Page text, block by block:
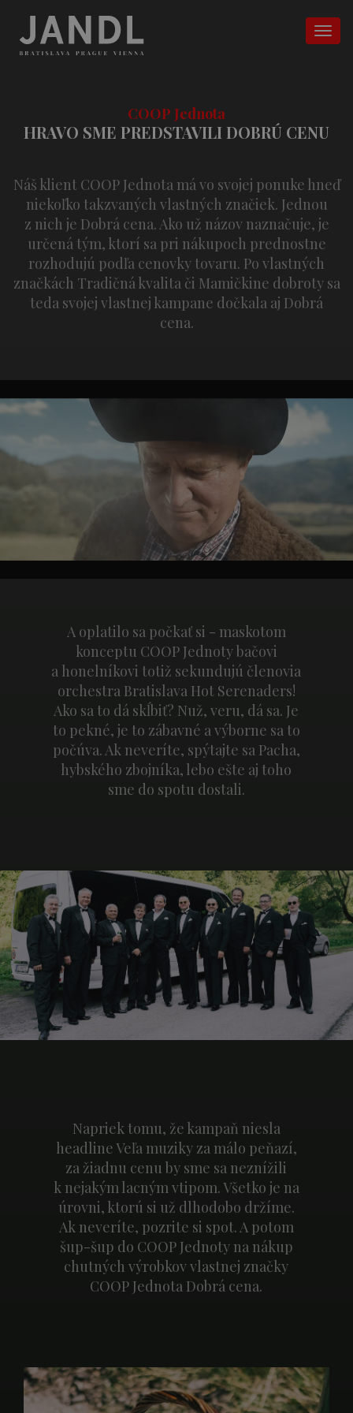
COOP Jednota
HRAVO SME PREDSTAVILI DOBRÚ CENU
Náš klient COOP Jednota má vo svojej ponuke hneď
niekoľko takzvaných vlastných značiek. Jednou
z nich je Dobrá cena. Ako už názov naznačuje, je
určená tým, ktorí sa pri nákupoch prednostne
rozhodujú podľa cenovky tovaru. Po vlastných
značkách Tradičná kvalita či Mamičkine dobroty sa
teda svojej vlastnej kampane dočkala aj Dobrá
cena.
A oplatilo sa počkať si - maskotom
konceptu COOP Jednoty bačovi
a honelníkovi totiž sekundujú členovia
orchestra Bratislava Hot Serenaders!
Ako sa to dá skĺbiť? Nuž, veru, dá sa. Je
to pekné, je to zábavné a výborne sa to
počúva. Ak neveríte, spýtajte sa Pacha,
hybského zbojníka, lebo ešte aj toho
sme do spotu dostali.
Napriek tomu, že kampaň niesla
headline Veľa muziky za málo peňazí,
za žiadnu cenu by sme sa neznížili
k nejakým lacným vtipom. Všetko je na
úrovni, ktorú si už dlhodobo držíme.
Ak neveríte, pozrite si spot. A potom
šup-šup do COOP Jednoty na nákup
chutných výrobkov vlastnej značky
COOP Jednota Dobrá cena.